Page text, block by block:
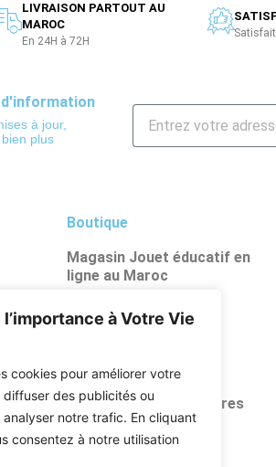
à Votre Vie
cookies pour améliorer votre
des publicités ou
notre trafic. En cliquant
consentez à notre utilisation
LIVRAISON PARTOUT AU
MAROC
En 24H à 72H
à jour,
plus
Boutique
Magasin Jouet éducatif en
ligne au Maroc
Véhicules et circuits
Puzzles
Apprentissages scolaires